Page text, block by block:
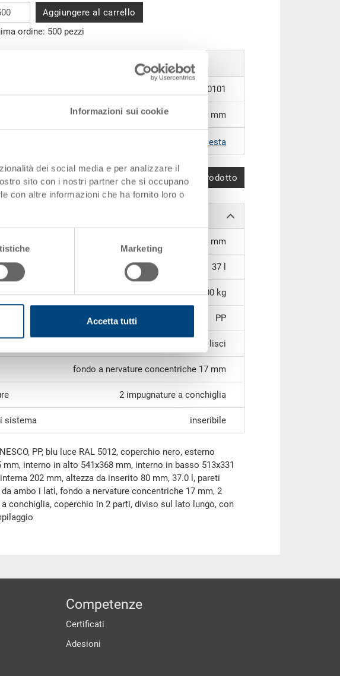
Informazioni sui cookie
dei social media e per analizzare il
sito con i nostri partner che si occupano
con altre informazioni che ha fornito loro o
Marketing
Accetta tutti
Aggiungere al carrello
ordine: 500 pezzi
37-6420-212.5070.0101
600 x 400 x 205 mm
Altri colori su richiesta
Confronta prodotto
513 x 331 x 202 mm
37 l
3.00 kg
PP
chiuse, da ambedue le parti lisci
fondo a nervature concentriche 17 mm
2 impugnature a conchiglia
sistema inseribile
PP, blu luce RAL 5012, coperchio nero, esterno
mm, interno in alto 541x368 mm, interno in basso 513x331
202 mm, altezza da inserito 80 mm, 37.0 l, pareti
ambo i lati, fondo a nervature concentriche 17 mm, 2
a conchiglia, coperchio in 2 parti, diviso sul lato lungo, con
Competenze
Certificati
Adesioni